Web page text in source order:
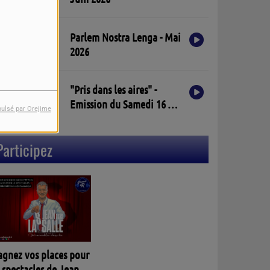
par Orejime
Parlem Nostra Lenga - Mai
2026
"Pris dans les aires" -
Emission du Samedi 16 Mai
vos places pour